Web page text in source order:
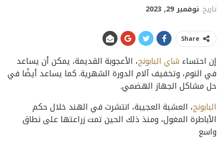
تاريخ نوفمبر 29, 2023
Share
إن احتساء شاي البابونج، الأعجوبة القديمة، يمكن أن يساعد
في النوم، وتخفيف آلام الدورة الشهرية. كما يساعد أيضًا في
حل مشاكل الجهاز الهضمي.
البابونج، العشبة العجيبة، انتشرت في الهند خلال حكم
الأباطرة المغول، ومنذ ذلك الحين تمت زراعتها على نطاق
واسع